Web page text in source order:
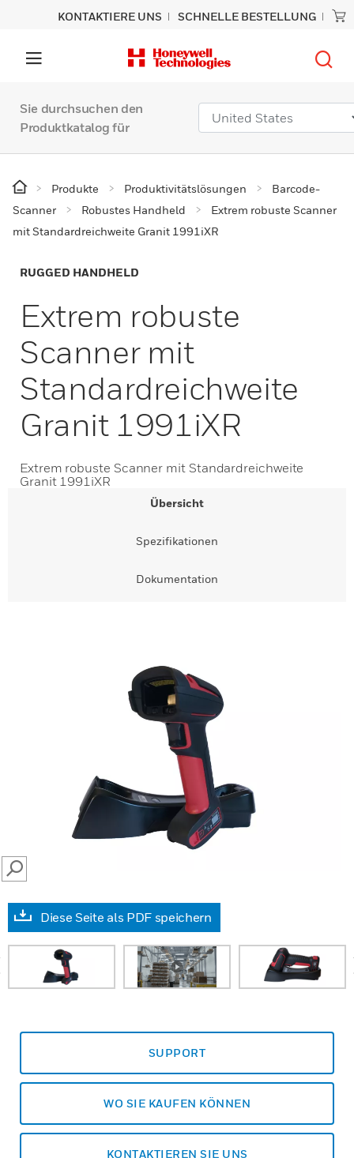
KONTAKTIERE UNS SCHNELLE BESTELLUNG
Sie durchsuchen den
Produktkatalog für
Produkte Produktivitätslösungen
Barcode-
Scanner
Robustes Handheld
Extrem robuste Scanner
mit Standardreichweite Granit 1991iXR
RUGGED HANDHELD
Extrem robuste
Scanner mit
Standardreichweite
Granit 1991iXR
Extrem robuste Scanner mit Standardreichweite
Granit 1991iXR
Übersicht
Spezifikationen
Dokumentation
SEARCH
Diese Seite als PDF speichern
SUPPORT
WO SIE KAUFEN KÖNNEN
KONTAKTIEREN SIE UNS